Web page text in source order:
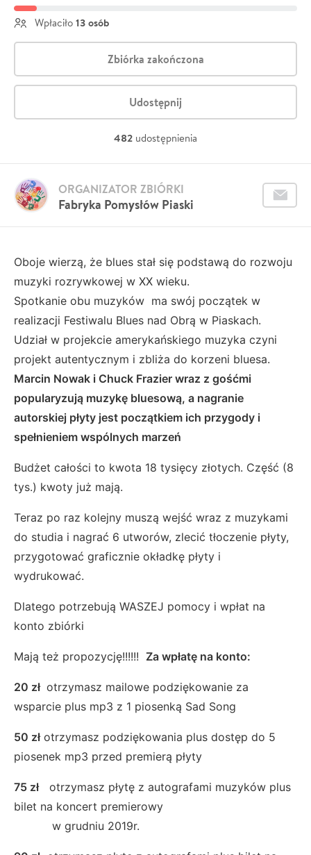
Wpłaciło 13 osób
Zbiórka zakończona
Udostępnij
482 udostępnienia
Fabryka Pomysłów Piaski
ORGANIZATOR ZBIÓRKI
Oboje wierzą, że blues stał się podstawą do rozwoju
muzyki rozrywkowej w XX wieku.
Spotkanie obu muzyków ma swój początek w
realizacji Festiwalu Blues nad Obrą w Piaskach.
Udział w projekcie amerykańskiego muzyka czyni
projekt autentycznym i zbliża do korzeni bluesa.
Marcin Nowak i Chuck Frazier wraz z gośćmi
popularyzują muzykę bluesową, a nagranie
autorskiej płyty jest początkiem ich przygody i
spełnieniem wspólnych marzeń
Budżet całości to kwota 18 tysięcy złotych. Część (8
tys.) kwoty już mają.
Teraz po raz kolejny muszą wejść wraz z muzykami
do studia i nagrać 6 utworów, zlecić tłoczenie płyty,
przygotować graficznie okładkę płyty i
wydrukować.
Dlatego potrzebują WASZEJ pomocy i wpłat na
konto zbiórki
Mają też propozycję!!!!!! Za wpłatę na konto:
20 zł otrzymasz mailowe podziękowanie za
wsparcie plus mp3 z 1 piosenką Sad Song
50 złotrzymasz podziękowania plus dostęp do 5
piosenek mp3 przed premierą płyty
75 złotrzymasz płytę z autografami muzyków plus
bilet na koncert premierowy
w grudniu 2019r.